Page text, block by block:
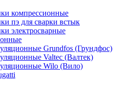
компрессионные
пэ для сварки встык
электросварные
Grundfos (Грундфос)
Valtec (Валтек)
Wilo (Вило)